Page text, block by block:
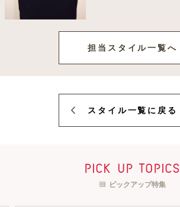
担当スタイル一覧へ
スタイル一覧に戻る
pick up topics
ピックアップ特集